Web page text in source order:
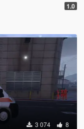
1.0
3 074 8